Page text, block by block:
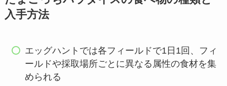
入手方法
エッグハントでは各フィールドで1日1回、フィ
ールドや採取場所ごとに異なる属性の食材を集
められる